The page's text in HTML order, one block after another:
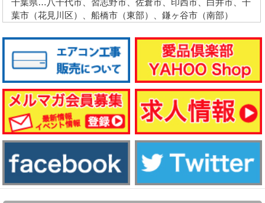
千葉県…八千代市、習志野市、佐倉市、印西市、白井市、千
葉市（花見川区）、船橋市（東部）、鎌ヶ谷市（南部）